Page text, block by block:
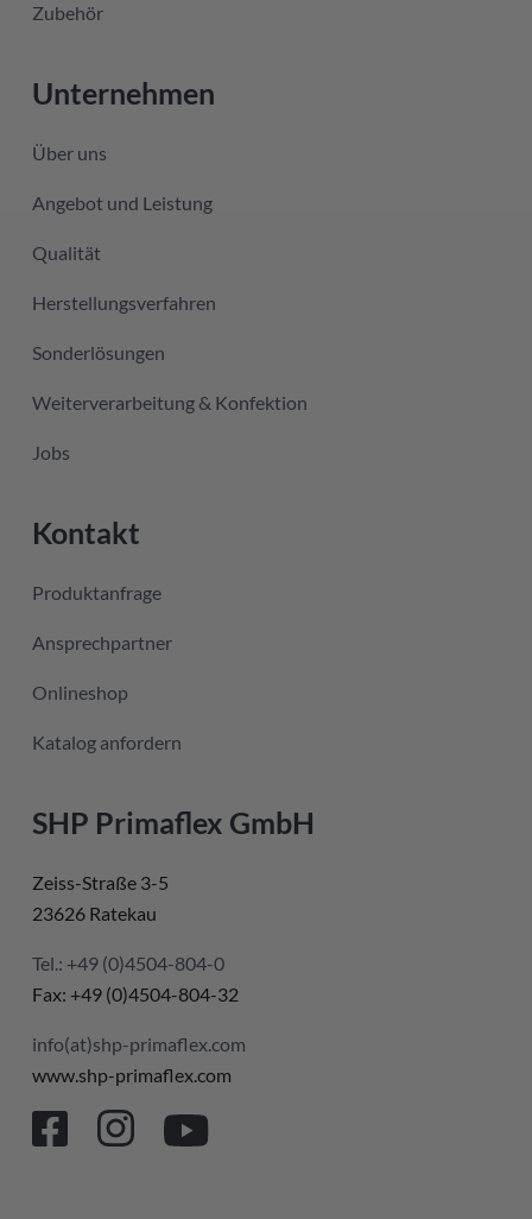
Zubehör
Unternehmen
Über uns
Angebot und Leistung
Qualität
Herstellungsverfahren
Sonderlösungen
Weiterverarbeitung & Konfektion
Jobs
Kontakt
Produktanfrage
Ansprechpartner
Onlineshop
Katalog anfordern
SHP Primaflex GmbH
Zeiss-Straße 3-5
23626 Ratekau
Tel.: +49 (0)4504-804-0
Fax: +49 (0)4504-804-32
info(at)shp-primaflex.com
www.shp-primaflex.com